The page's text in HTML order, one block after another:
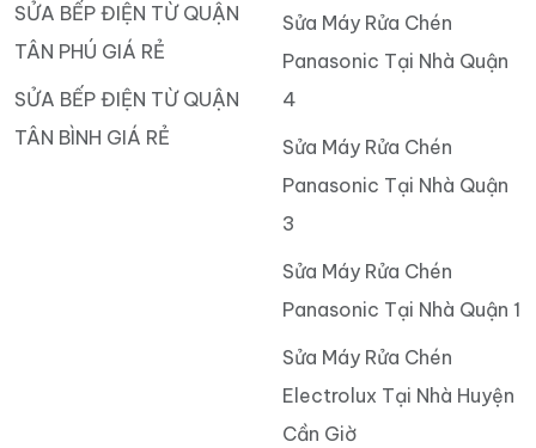
SỬA BẾP ĐIỆN TỪ QUẬN
TÂN PHÚ GIÁ RẺ
SỬA BẾP ĐIỆN TỪ QUẬN
TÂN BÌNH GIÁ RẺ
Sửa Máy Rửa Chén
Panasonic Tại Nhà Quận
4
Sửa Máy Rửa Chén
Panasonic Tại Nhà Quận
3
Sửa Máy Rửa Chén
Panasonic Tại Nhà Quận 1
Sửa Máy Rửa Chén
Electrolux Tại Nhà Huyện
Cần Giờ